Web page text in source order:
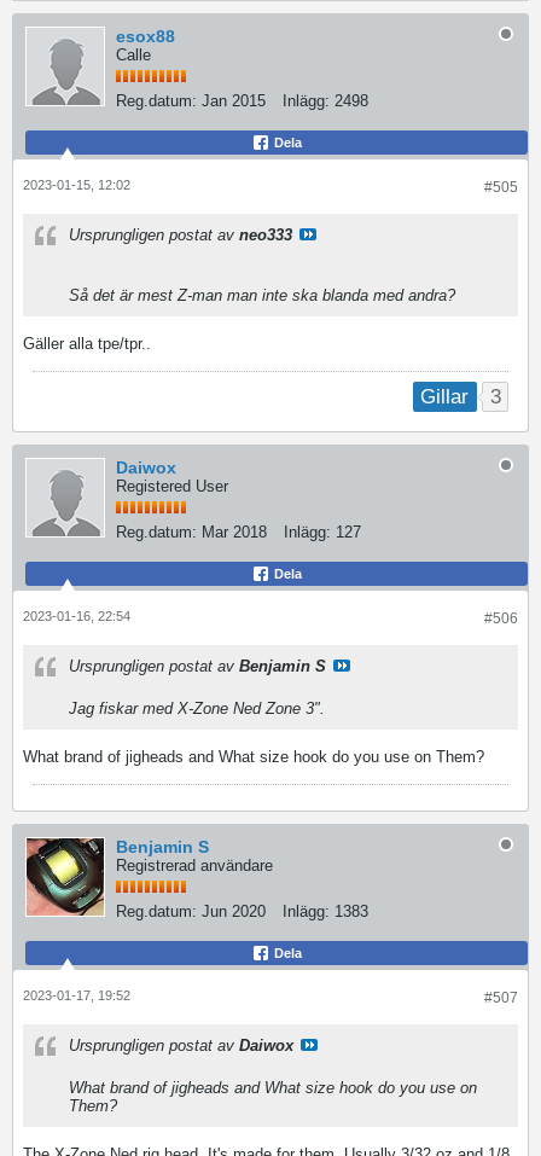
esox88
Calle
Reg.datum: Jan 2015 Inlägg: 2498
Dela
#505
2023-01-15, 12:02
Ursprungligen postat av neo333
Så det är mest Z-man man inte ska blanda med andra?
Gäller alla tpe/tpr..
Gillar 3
Daiwox
Registered User
Reg.datum: Mar 2018 Inlägg: 127
Dela
#506
2023-01-16, 22:54
Ursprungligen postat av Benjamin S
Jag fiskar med X-Zone Ned Zone 3".
What brand of jigheads and What size hook do you use on Them?
Benjamin S
Registrerad användare
Reg.datum: Jun 2020 Inlägg: 1383
Dela
#507
2023-01-17, 19:52
Ursprungligen postat av Daiwox
What brand of jigheads and What size hook do you use on
Them?